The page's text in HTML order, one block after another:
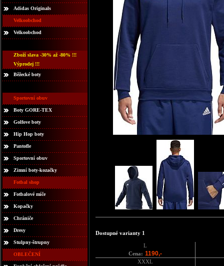
Adidas Originals
Velkoobchod
Velkoobchod
Zboží slava -30% až -80% !!!
Výprodej !!!
Běžecké boty
Sportovní obuv
Boty GORE-TEX
Golfove boty
Hip Hop boty
Pantofle
Sportovní obuv
Zimní boty-kozačky
Fotbal shop
Fotbalové míče
Kopačky
Chrániče
Dresy
Stulpny-štrupny
OBLEČENÍ
Dostupné varianty 1
L
Cena: 1190,-
XXXL